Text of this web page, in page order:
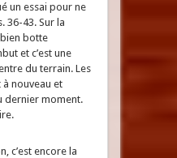
un essai pour ne
36-43. Sur la
botte
et c’est une
du terrain. Les
nouveau et
dernier moment.
c’est encore la